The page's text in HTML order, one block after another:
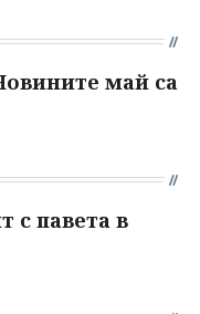
май са
с павета в